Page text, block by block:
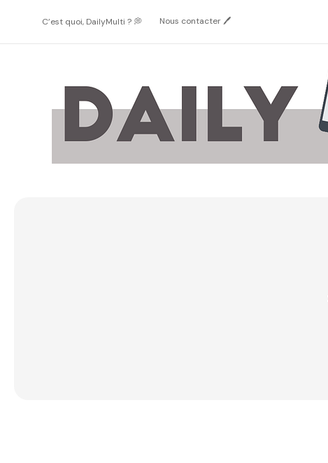
C’est quoi, DailyMulti ? 💭 Nous contacter 🖊️